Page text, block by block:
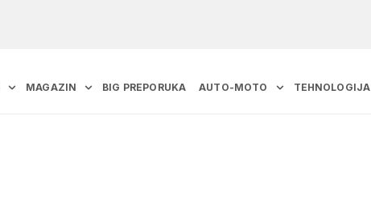
MAGAZIN BIG PREPORUKA AUTO-MOTO TEHNOLOGIJA